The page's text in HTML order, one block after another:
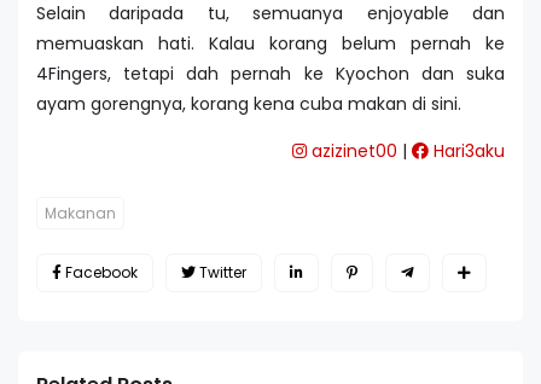
Selain daripada tu, semuanya enjoyable dan
memuaskan hati. Kalau korang belum pernah ke
4Fingers, tetapi dah pernah ke Kyochon dan suka
ayam gorengnya, korang kena cuba makan di sini.
azizinet00 | Hari3aku
Makanan
Facebook Twitter